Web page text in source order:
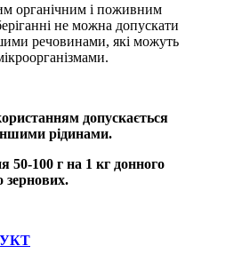
органічним і поживним
не можна допускати
речовинами, які можуть
допускається
рідинами.
50-100 г на 1 кг донного
зернових.